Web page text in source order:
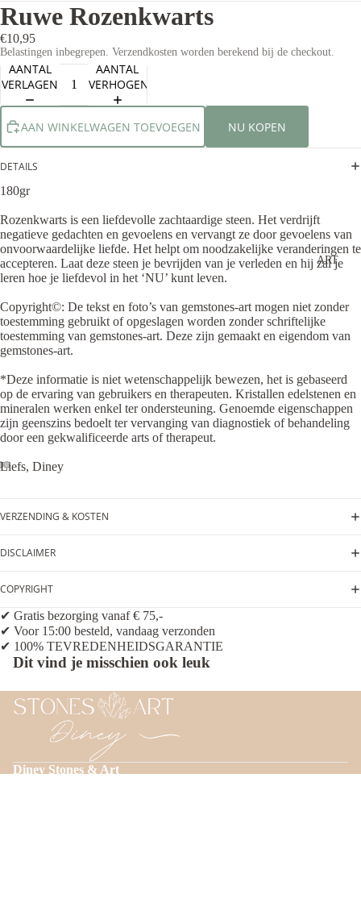
ART
Ruwe Rozenkwarts
€10,95
Belastingen inbegrepen. Verzendkosten worden berekend bij de checkout.
AANTAL
VERLAGEN
AANTAL
VERHOGEN
AAN WINKELWAGEN TOEVOEGEN NU KOPEN
DETAILS
180gr
Rozenkwarts is een liefdevolle zachtaardige steen. Het verdrijft
negatieve gedachten en gevoelens en vervangt ze door gevoelens van
onvoorwaardelijke liefde. Het helpt om noodzakelijke veranderingen te
accepteren. Laat deze steen je bevrijden van je verleden en hij zal je
leren hoe je liefdevol in het ‘NU’ kunt leven.
Copyright©️: De tekst en foto’s van gemstones-art mogen niet zonder
toestemming gebruikt of opgeslagen worden zonder schriftelijke
toestemming van gemstones-art. Deze zijn gemaakt en eigendom van
gemstones-art.
*Deze informatie is niet wetenschappelijk bewezen, het is gebaseerd
op de ervaring van gebruikers en therapeuten. Kristallen edelstenen en
mineralen werken enkel ter ondersteuning. Genoemde eigenschappen
zijn geenszins bedoelt ter vervanging van diagnostiek of behandeling
door een gekwalificeerde arts of therapeut.
Liefs, Diney
VERZENDING & KOSTEN
DISCLAIMER
COPYRIGHT
✔ Gratis bezorging vanaf € 75,-
✔ Voor 15:00 besteld, vandaag verzonden
✔ 100% TEVREDENHEIDSGARANTIE
Dit vind je misschien ook leuk
Diney Stones & Art